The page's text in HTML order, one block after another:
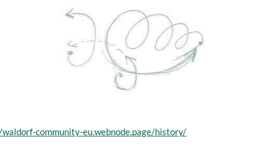
community-eu.webnode.page/history/